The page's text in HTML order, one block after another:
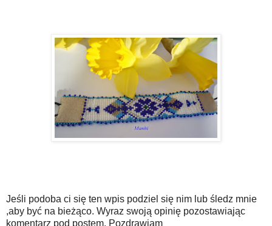
Jeśli podoba ci się ten wpis podziel się nim lub śledz mnie
,aby być na bieżąco. Wyraz swoją opinię pozostawiając
komentarz pod postem. Pozdrawiam